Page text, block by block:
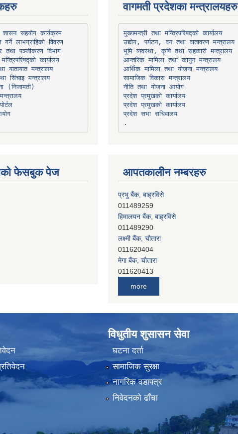
शासन सहयोग कार्यक्रम
सा.सु.भत्ता प्राप्त गर्ने लाभग्राहिको विवरण
राष्ट्रिय परिचयपत्र तथा पञ्‍जीकरण विभाग
कार्यालय
यातायात मन्त्रालय
सिंचाइ मन्त्रालय
फेसबुक पेज
वागमती प्रदेशका मन्त्रालयहरु
मुख्यमन्त्री तथा मन्त्रिपरिषद्को कार्यालय
उद्योग, पर्यटन, वन तथा वातावरण मन्त्रालय
भूमि व्यवस्था, कृषि तथा सहकारी मन्त्रालय
आन्तरिक मामिला तथा कानुन मन्त्रालय
आर्थिक मामिला तथा योजना मन्त्रालय
सामाजिक विकास मन्त्रालय
नीति तथा योजना आयोग
प्रदेश प्रमुखको कार्यालय
प्रदेश प्रमुखको कार्यालय
प्रदेश सभा सचिवालय
आपतकालीन नम्बरहरु
011489259
हिमालयन बैंक, बाह्रविसे
011489290
लक्ष्मी बैंक, चाैतारा
011620404
मेगा बैंक, चाैतारा
011620413
जनता बैंक, चाैतारा
011620406
देव विकास बैंक, बाह्रविसे
011403051
सिभिल बैंक, मेलम्ची
011401055
नेपाल क्रेडिट एण्ड कमर्स बैंक, चाैतारा
011620402
यति विकास बैंक, मांखा
011482150
more
विधुतीय शुसासन सेवा
घटना दर्ता
सामाजिक सुरक्षा
नागरिक वडापत्र
निवेदनको ढाँचा